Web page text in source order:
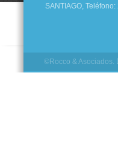
SANTIAGO,
©Rocco & Asociados.